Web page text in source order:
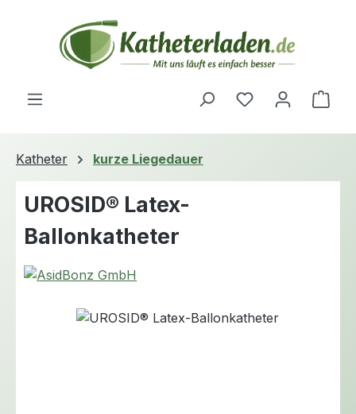
Zum Hauptinhalt springen
Du hast 0
Katheter kurze Liegedauer
UROSID® Latex-
Ballonkatheter
Bildergalerie überspringen